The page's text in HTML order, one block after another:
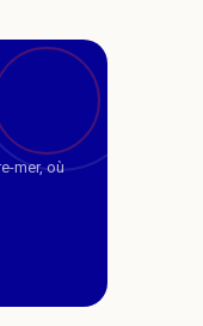
mer, où